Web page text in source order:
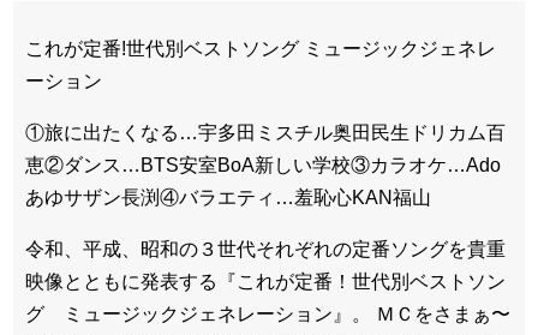
これが定番!世代別ベストソング ミュージックジェネレ
ーション
①旅に出たくなる…宇多田ミスチル奥田民生ドリカム百
恵②ダンス…BTS安室BoA新しい学校③カラオケ…Ado
あゆサザン長渕④バラエティ…羞恥心KAN福山
令和、平成、昭和の３世代それぞれの定番ソングを貴重
映像とともに発表する『これが定番！世代別ベストソン
グ ミュージックジェネレーション』。 ＭＣをさまぁ〜